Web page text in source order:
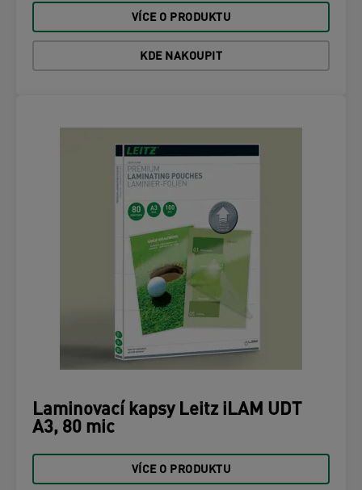
VÍCE O PRODUKTU
KDE NAKOUPIT
Laminovací kapsy Leitz iLAM UDT
A3, 80 mic
VÍCE O PRODUKTU